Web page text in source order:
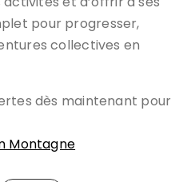
pour progresser,
collectives en
dès maintenant pour
Montagne